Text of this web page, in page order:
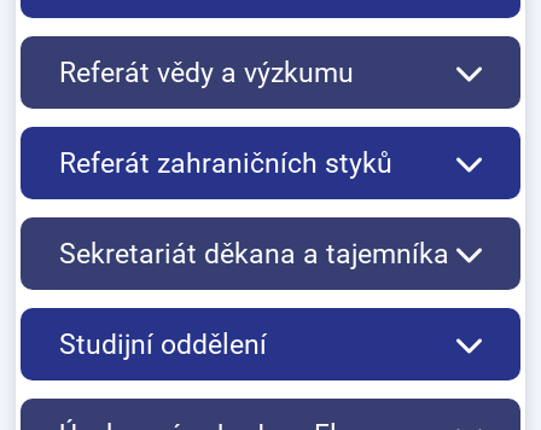
Referát vědy a výzkumu
Referát zahraničních styků
Sekretariát děkana a tajemníka
Studijní oddělení